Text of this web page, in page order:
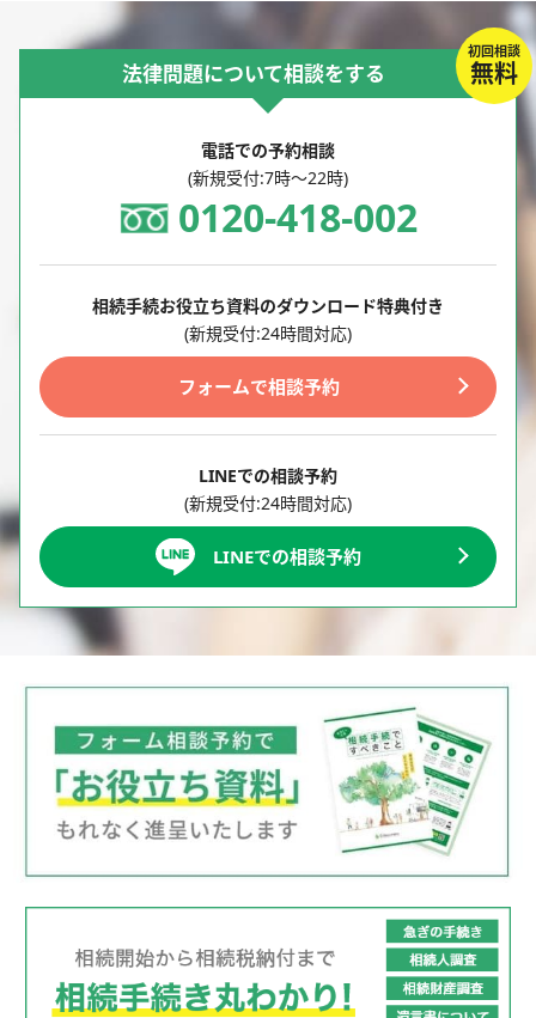
初回相談
無料
法律問題について相談をする
電話での予約相談
(新規受付:7時～22時)
0120-418-002
相続手続お役立ち資料のダウンロード特典付き
(新規受付:24時間対応)
フォームで相談予約
LINEでの相談予約
(新規受付:24時間対応)
LINEでの相談予約